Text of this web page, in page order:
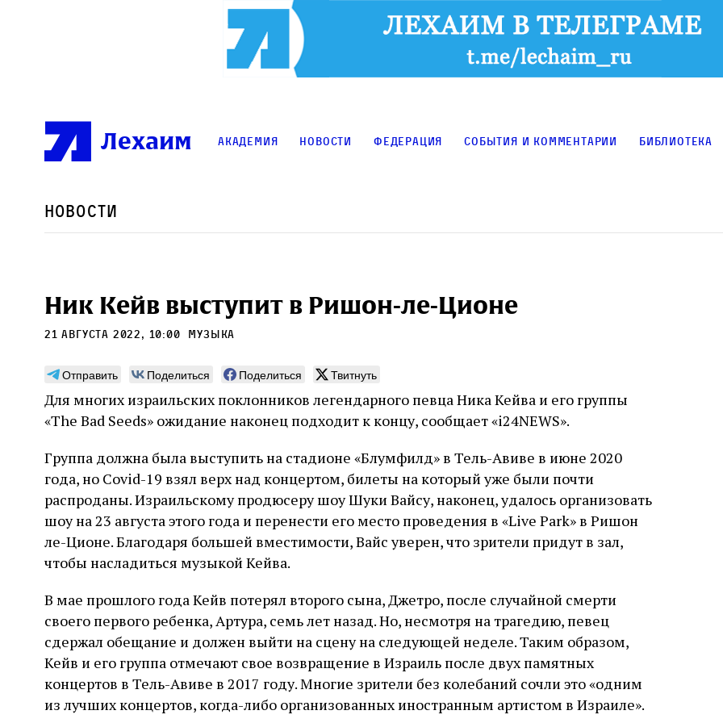
Лехаим Академия Новости Федерация События и комментарии Библиотека
Новости
Ник Кейв выступит в Ришон-ле-Ционе
21 августа 2022, 10:00 Музыка
Отправить Поделиться Поделиться Твитнуть
Для многих израильских поклонников легендарного певца Ника Кейва и его группы
«The Bad Seeds» ожидание наконец подходит к концу, сообщает «i24NEWS».
Группа должна была выступить на стадионе «Блумфилд» в Тель-Авиве в июне 2020
года, но Covid-19 взял верх над концертом, билеты на который уже были почти
распроданы. Израильскому продюсеру шоу Шуки Вайсу, наконец, удалось организовать
шоу на 23 августа этого года и перенести его место проведения в «Live Park» в Ришон
ле-Ционе. Благодаря большей вместимости, Вайс уверен, что зрители придут в зал,
чтобы насладиться музыкой Кейва.
В мае прошлого года Кейв потерял второго сына, Джетро, после случайной смерти
своего первого ребенка, Артура, семь лет назад. Но, несмотря на трагедию, певец
сдержал обещание и должен выйти на сцену на следующей неделе. Таким образом,
Кейв и его группа отмечают свое возвращение в Израиль после двух памятных
концертов в Тель-Авиве в 2017 году. Многие зрители без колебаний сочли это «одним
из лучших концертов, когда-либо организованных иностранным артистом в Израиле».
Погромы 1929 года:
неделя, изменившая
судьбу еврейского ишува
Примерно за полторы недели до начала
погромов Ребе совершал поездку по святым
местам Эрец‑Исраэль. Он посетил, в
стену. Он, несомненно, почувствовал
необычайное напряжение и сознательно
отказался приходить к Стене в Тиша бе‑Ав,
чтобы не собирать вокруг себя большое
количество хасидов и жителей города и тем
самым не усиливать напряжённость
5 августа Проверено временем Александр
Ицкович
Монтажник фирмы «Топф
и сыновья»
По мере того как росло количество
концентрационных лагерей и узников
становилось все больше, без кремационных
оставались верны своему архаичному культу
смерти, но и скрывали от населения соседних
городов, сколько узников погибало каждый
день в этих жутких местах
2 августа Неразрезанные страницы
Фредиано Сесси. Перевод с итальянского
Ксении Тименчик
Еврейская звезда
Буэнос‑Айреса
В этой атмосфере напряжения
символический жест: в
иврите. Это был акт
лояльности: демонстрация
еврейская община не
признанной частью
7 августа